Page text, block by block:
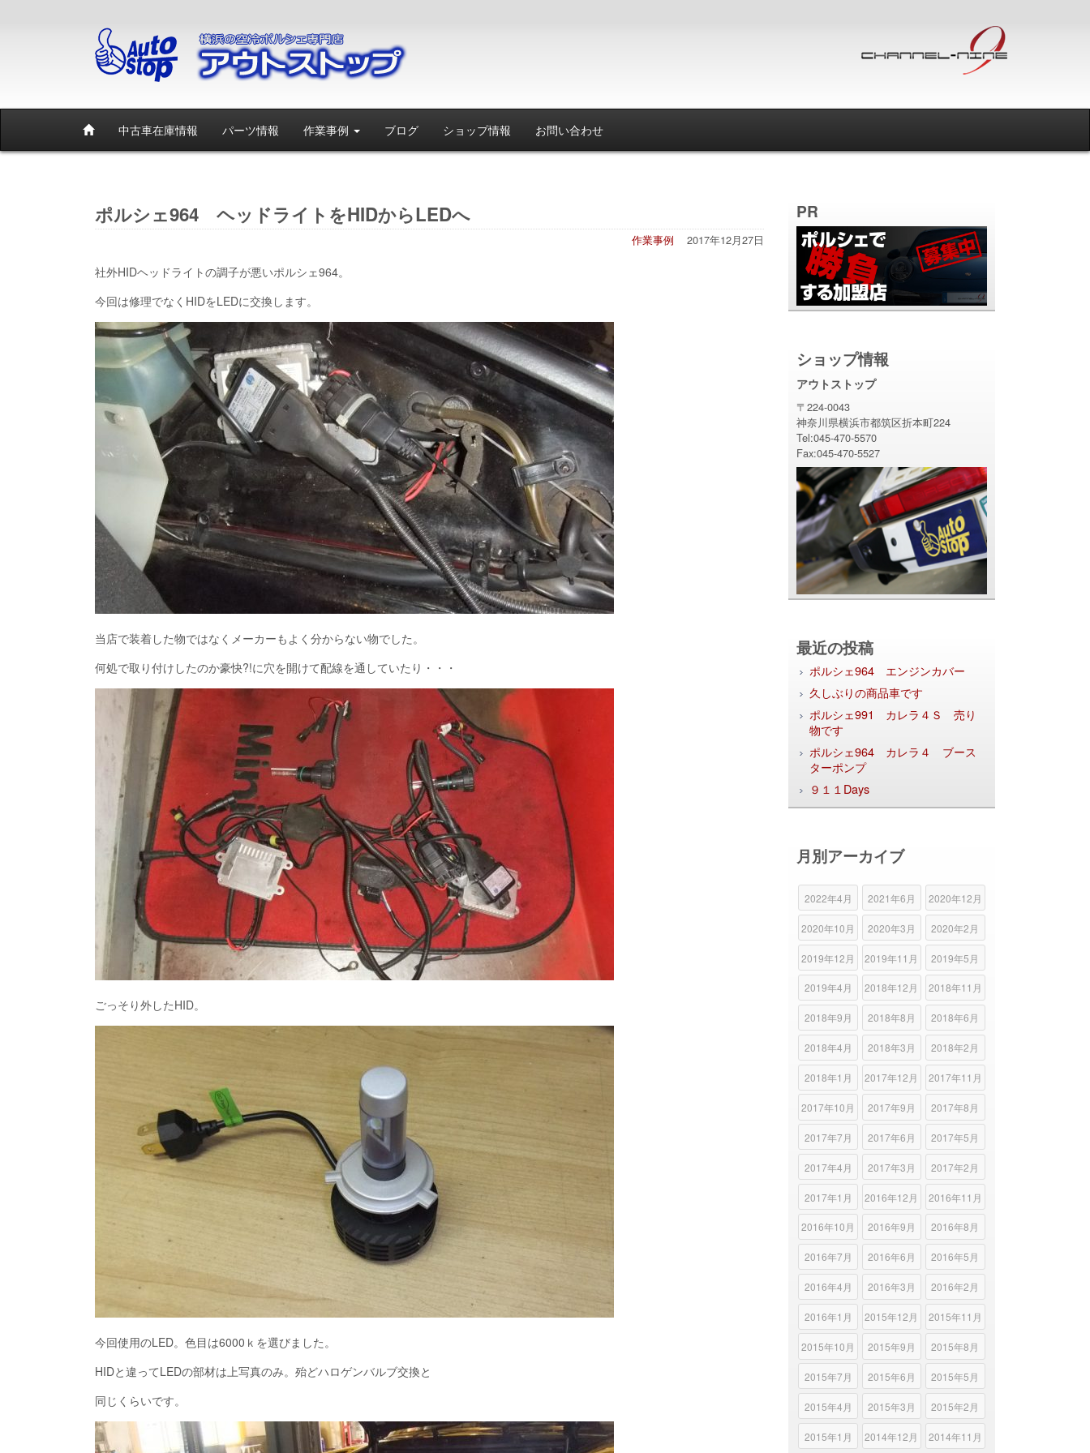
中古車在庫情報 パーツ情報 作業事例 ブログ ショップ情報 お問い合わせ
ポルシェ964 ヘッドライトをHIDからLEDへ
2017年12月27日
作業事例
社外HIDヘッドライトの調子が悪いポルシェ964。
今回は修理でなくHIDをLEDに交換します。
当店で装着した物ではなくメーカーもよく分からない物でした。
何処で取り付けしたのか豪快?!に穴を開けて配線を通していたり・・・
ごっそり外したHID。
今回使用のLED。色目は6000ｋを選びました。
HIDと違ってLEDの部材は上写真のみ。殆どハロゲンバルブ交換と
同じくらいです。
PR
ショップ情報
アウトストップ
〒224-0043
神奈川県横浜市都筑区折本町224
Tel:045-470-5570
Fax:045-470-5527
最近の投稿
ポルシェ964 エンジンカバー
久しぶりの商品車です
ポルシェ991 カレラ４Ｓ 売り
物です
ポルシェ964 カレラ４ ブース
ターポンプ
９１１Days
月別アーカイブ
2022年4月 2021年6月 2020年12月
2020年10月 2020年3月 2020年2月
2019年12月 2019年11月 2019年5月
2019年4月 2018年12月 2018年11月
2018年9月 2018年8月 2018年6月
2018年4月 2018年3月 2018年2月
2018年1月 2017年12月 2017年11月
2017年10月 2017年9月 2017年8月
2017年7月 2017年6月 2017年5月
2017年4月 2017年3月 2017年2月
2017年1月 2016年12月 2016年11月
2016年10月 2016年9月 2016年8月
2016年7月 2016年6月 2016年5月
2016年4月 2016年3月 2016年2月
2016年1月 2015年12月 2015年11月
2015年10月 2015年9月 2015年8月
2015年7月 2015年6月 2015年5月
2015年4月 2015年3月 2015年2月
2015年1月 2014年12月 2014年11月